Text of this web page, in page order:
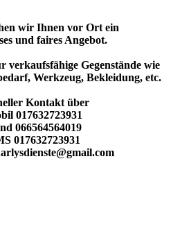
wir Ihnen vor Ort ein
und faires Angebot.
verkaufsfähige Gegenstände wie
Werkzeug, Bekleidung, etc.
Kontakt über
017632723931
066564564019
017632723931